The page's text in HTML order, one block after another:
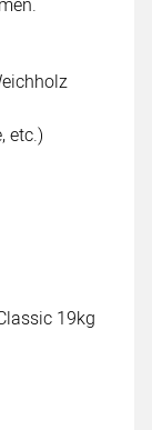
etc.)
19kg